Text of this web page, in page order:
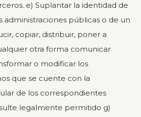
e) Suplantar la identidad de
administraciones públicas o de un
copiar, distribuir, poner a
otra forma comunicar
o modificar los
que se cuente con la
de los correspondientes
legalmente permitido g)